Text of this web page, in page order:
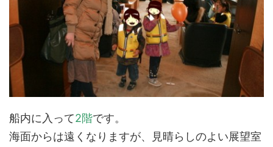
船内に入って2階です。
海面からは遠くなりますが、見晴らしのよい展望室